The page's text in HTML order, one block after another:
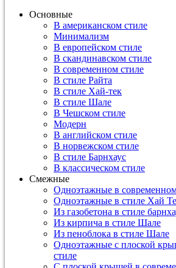
Основные
В американском стиле
Минимализм
В европейском стиле
В скандинавском стиле
В современном стиле
В стиле Райта
В стиле Хай-тек
В стиле Шале
В Чешском стиле
Модерн
В английском стиле
В норвежском стиле
В стиле Барнхаус
В классическом стиле
Смежные
Одноэтажные в
Одноэтажные в стиле Хай
Из газобетона в стиле
Из кирпича в стиле Шале
Из пеноблока в стиле Шале
Одноэтажные с плоской
стиле